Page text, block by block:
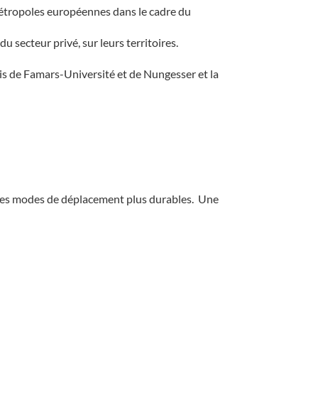
européennes dans le cadre du
secteur privé, sur leurs territoires.
de Famars-Université et de Nungesser et la
modes de déplacement plus durables. Une